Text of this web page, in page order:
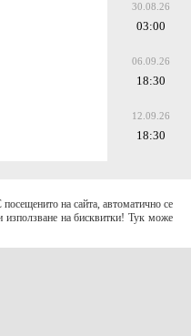
30.08.26
03:00
06.09.26
18:30
12.09.26
18:30
на сайта, автоматично се
използване на бисквитки! Тук може